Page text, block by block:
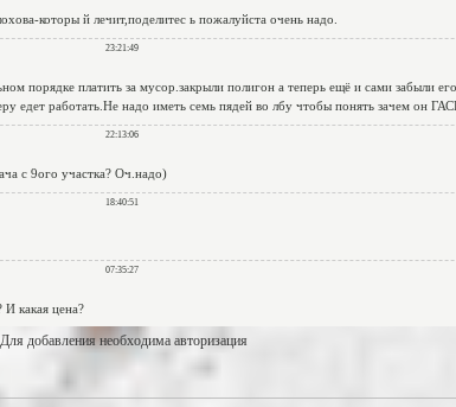
Для добавления необходима авторизация